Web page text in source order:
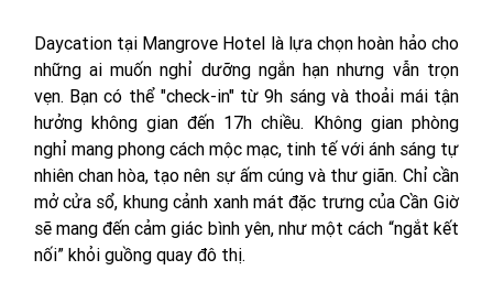
Daycation tại Mangrove Hotel là lựa chọn hoàn hảo cho
những ai muốn nghỉ dưỡng ngắn hạn nhưng vẫn trọn
vẹn. Bạn có thể "check-in" từ 9h sáng và thoải mái tận
hưởng không gian đến 17h chiều. Không gian phòng
nghỉ mang phong cách mộc mạc, tinh tế với ánh sáng tự
nhiên chan hòa, tạo nên sự ấm cúng và thư giãn. Chỉ cần
mở cửa sổ, khung cảnh xanh mát đặc trưng của Cần Giờ
sẽ mang đến cảm giác bình yên, như một cách “ngắt kết
nối” khỏi guồng quay đô thị.